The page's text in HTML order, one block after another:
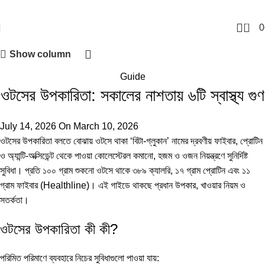
0 0
Show column
Guide
ওটসের উপকারিতা: সকালের নাশতায় ৬টি স্বাস্থ্য গুণ
July 14, 2026 On March 10, 2026
ওটসের উপকারিতা বলতে বোঝায় ওটসে থাকা ‘বিটা-গ্লুকান’ নামের দ্রবণীয় ফাইবার, প্রোটিন
ও অ্যান্টি-অক্সিডেন্ট থেকে পাওয়া কোলেস্টেরল কমানো, হজম ও ওজন নিয়ন্ত্রণে সুনির্দিষ্ট
সুবিধা। প্রতি ১০০ গ্রাম শুকনো ওটসে থাকে ৩৮৯ ক্যালরি, ১৭ গ্রাম প্রোটিন এবং ১১
গ্রাম ফাইবার (Healthline)। এই গাইডে থাকছে প্রধান উপকার, খাওয়ার নিয়ম ও
সতর্কতা।
ওটসের উপকারিতা কী কী?
পরিমিত পরিমাণে ব্যবহারে নিচের সুবিধাগুলো পাওয়া যায়: